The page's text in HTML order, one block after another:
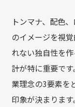
トンマナ、配色
のイメージを視
れない独自性を
計が特に重要で
業理念の3要素を
印象が決まります。